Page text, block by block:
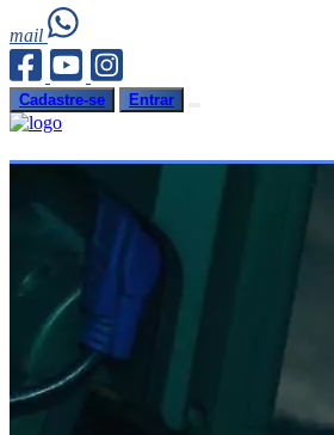
mail
Cadastre-se Entrar